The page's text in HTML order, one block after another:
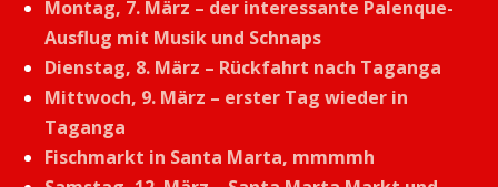
Montag, 7. März – der interessante Palenque-
Ausflug mit Musik und Schnaps
Dienstag, 8. März – Rückfahrt nach Taganga
Mittwoch, 9. März – erster Tag wieder in
Taganga
Fischmarkt in Santa Marta, mmmmh